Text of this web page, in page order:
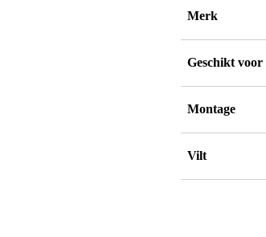
Merk
Geschikt voor
Montage
Vilt